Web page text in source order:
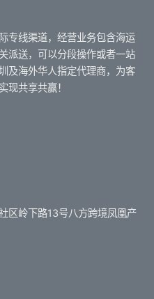
专线渠道，经营业务包含海运
派送，可以分段操作或者一站
及海外华人指定代理商，为客
现共享共赢！
区岭下路13号八方跨境凤凰产